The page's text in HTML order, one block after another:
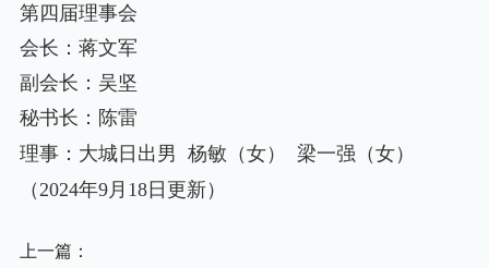
第四届理事会
会长：蒋文军
副会长：吴坚
秘书长：陈雷
理事：大城日出男 杨敏（女）
梁一强（女）
（ 2024年9月 18日更新）
上一篇：